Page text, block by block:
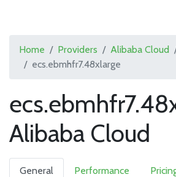
Home Providers Alibaba Cloud
ecs.ebmhfr7.48xlarge
Alibaba Cloud
General Performance